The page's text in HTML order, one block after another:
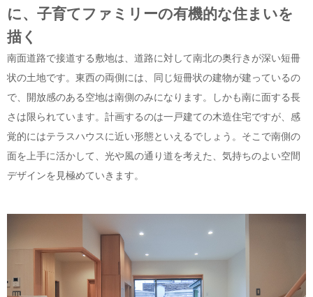
に、子育てファミリーの有機的な住まいを
描く
南面道路で接道する敷地は、道路に対して南北の奥行きが深い短冊
状の土地です。東西の両側には、同じ短冊状の建物が建っているの
で、開放感のある空地は南側のみになります。しかも南に面する長
さは限られています。計画するのは一戸建ての木造住宅ですが、感
覚的にはテラスハウスに近い形態といえるでしょう。そこで南側の
面を上手に活かして、光や風の通り道を考えた、気持ちのよい空間
デザインを見極めていきます。